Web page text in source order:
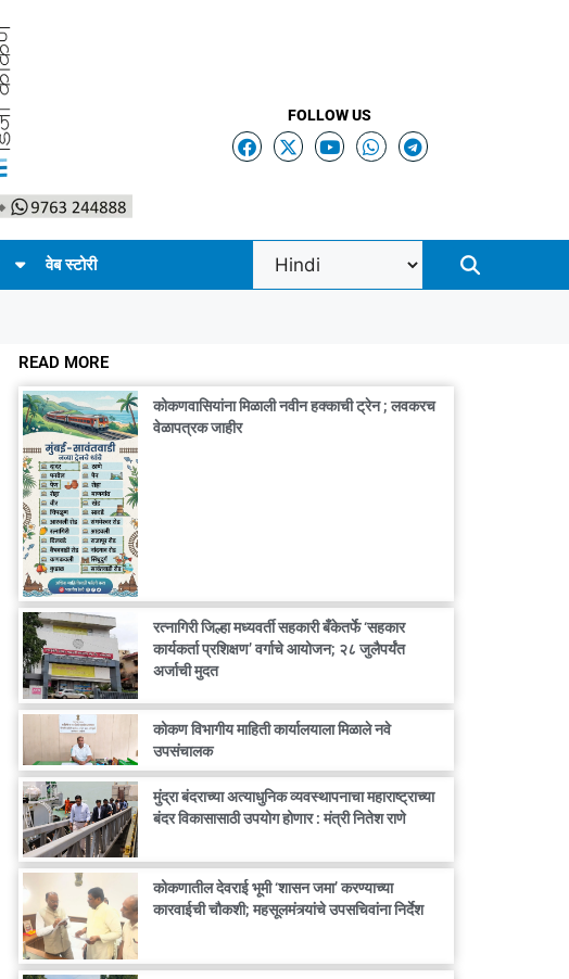
FOLLOW US
वेब स्टोरी
READ MORE
कोकणवासियांना मिळाली नवीन हक्काची ट्रेन ; लवकरच
वेळापत्रक जाहीर
रत्नागिरी जिल्हा मध्यवर्ती सहकारी बँकेतर्फे ‘सहकार
कार्यकर्ता प्रशिक्षण’ वर्गाचे आयोजन; २८ जुलैपर्यंत
अर्जाची मुदत
कोकण विभागीय माहिती कार्यालयाला मिळाले नवे
उपसंचालक
मुंद्रा बंदराच्या अत्याधुनिक व्यवस्थापनाचा महाराष्ट्राच्या
बंदर विकासासाठी उपयोग होणार : मंत्री नितेश राणे
कोकणातील देवराई भूमी ‘शासन जमा’ करण्याच्या
कारवाईची चौकशी; महसूलमंत्र्यांचे उपसचिवांना निर्देश